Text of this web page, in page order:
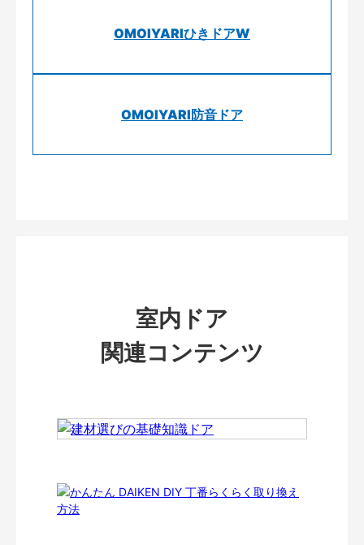
OMOIYARIひきドアW
OMOIYARI防音ドア
室内ドア
関連コンテンツ